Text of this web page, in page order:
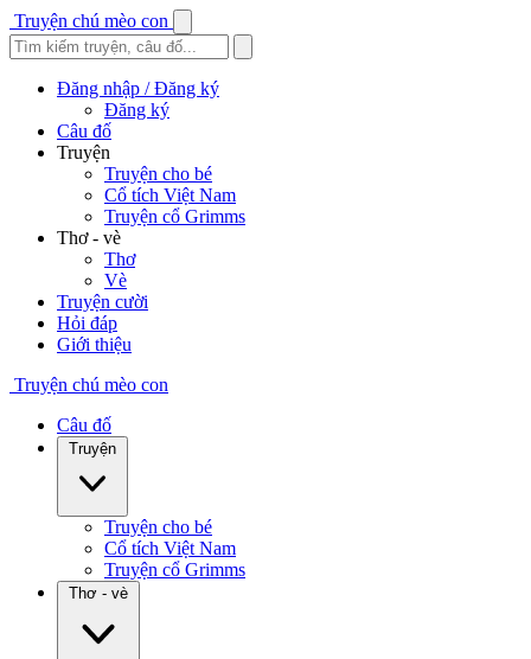
Truyện chú mèo con
Đăng nhập / Đăng ký
Đăng ký
Câu đố
Truyện
Truyện cho bé
Cổ tích Việt Nam
Truyện cổ Grimms
Thơ - vè
Thơ
Vè
Truyện cười
Hỏi đáp
Giới thiệu
Truyện chú mèo con
Câu đố
Truyện
Truyện cho bé
Cổ tích Việt Nam
Truyện cổ Grimms
Thơ - vè